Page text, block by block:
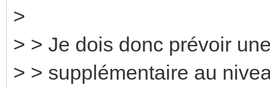
>
> > Je dois donc prévoir
> > supplémentaire au